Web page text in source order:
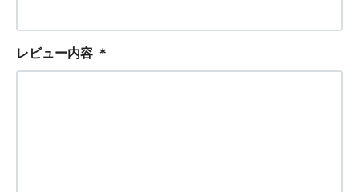
レビュー内容 ＊